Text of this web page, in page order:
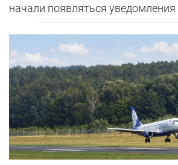
начали появляться уведомления